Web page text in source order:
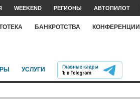
WEEKEND РЕГИОНЫ АВТОПИЛОТ
БАНКРОТСТВА КОНФЕРЕНЦИИ
УСЛУГИ